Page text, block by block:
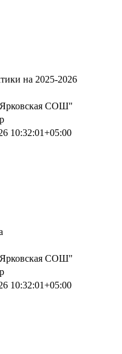
на 2025-2026
СОШ"
10:32:01+05:00
СОШ"
10:32:01+05:00